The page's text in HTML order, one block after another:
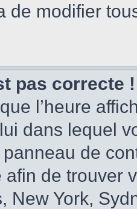
de modifier
pas correcte !
l’heure
dans lequel
de
de trouver
New York,